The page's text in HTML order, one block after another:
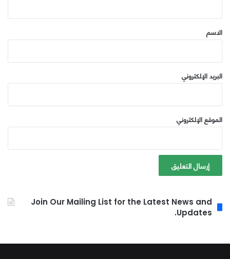
*
الاسم
البريد الإلكتروني
الموقع الإلكتروني
Join Our Mailing List for the Latest News and
Updates.